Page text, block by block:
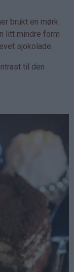
brukt en mørk
litt mindre form
sjokolade.
til den